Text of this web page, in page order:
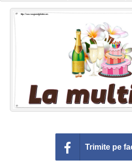
Felicitari zilele anului
Felicitari zile saptamana
Felicitari muzicale
Felicitari muzicale personalizate
Felicitari animate
Conecteaza-te
Trimite pe